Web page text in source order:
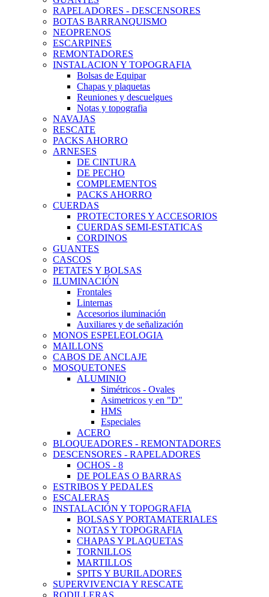
RAPELADORES - DESCENSORES
BOTAS BARRANQUISMO
NEOPRENOS
ESCARPINES
REMONTADORES
INSTALACION Y TOPOGRAFIA
Bolsas de Equipar
Chapas y plaquetas
Reuniones y descuelgues
Notas y topografia
NAVAJAS
RESCATE
PACKS AHORRO
ARNESES
DE CINTURA
DE PECHO
COMPLEMENTOS
PACKS AHORRO
CUERDAS
PROTECTORES Y ACCESORIOS
CUERDAS SEMI-ESTATICAS
CORDINOS
GUANTES
CASCOS
PETATES Y BOLSAS
ILUMINACIÓN
Frontales
Linternas
Accesorios iluminación
Auxiliares y de señalización
MONOS ESPELEOLOGIA
MAILLONS
CABOS DE ANCLAJE
MOSQUETONES
ALUMINIO
Simétricos - Ovales
Asimetricos y en "D"
HMS
Especiales
ACERO
BLOQUEADORES - REMONTADORES
DESCENSORES - RAPELADORES
OCHOS - 8
DE POLEAS O BARRAS
ESTRIBOS Y PEDALES
ESCALERAS
INSTALACIÓN Y TOPOGRAFIA
BOLSAS Y PORTAMATERIALES
NOTAS Y TOPOGRAFIA
CHAPAS Y PLAQUETAS
TORNILLOS
MARTILLOS
SPITS Y BURILADORES
SUPERVIVENCIA Y RESCATE
RODILLERAS